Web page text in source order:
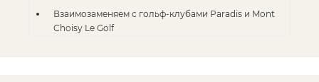
Взаимозаменяем с гольф-клубами Paradis и Mont
Choisy Le Golf